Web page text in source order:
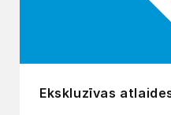
Ekskluzīvas